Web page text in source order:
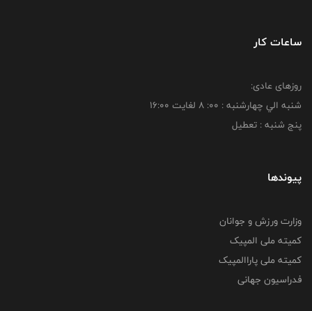
ساعات کار
روزهای عادی:
شنبه الي چهارشنبه : 00: 8 لغايت 16:00
پنج شنبه : تعطیل
پیوندها
وزارت ورزش و جوانان
کمیته ملی المپیک
کمیته ملی پاراالمپیک
فدراسیون جهانی